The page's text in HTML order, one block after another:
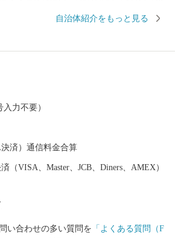
史実の継承や、日本遺産に登録された日
自治体紹介をもっと見る
力不要）
決済）通信料金合算
（VISA、Master、JCB、Diners、AMEX）
い合わせの多い質問を 「よくある質問（F